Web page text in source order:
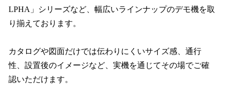
LPHA」シリーズなど、幅広いラインナップのデモ機を取
り揃えております。
カタログや図面だけでは伝わりにくいサイズ感、通行
性、設置後のイメージなど、実機を通じてその場でご確
認いただけます。